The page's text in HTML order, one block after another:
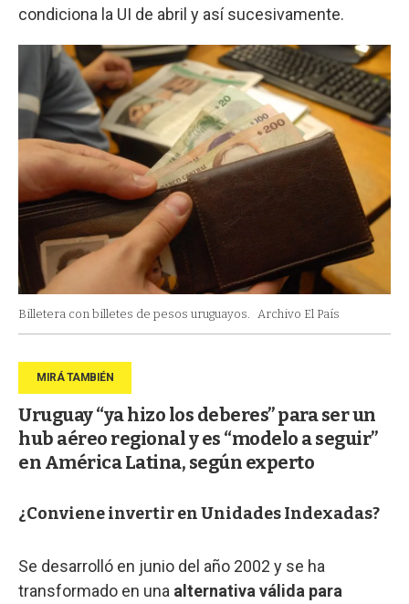
condiciona la UI de abril y así sucesivamente.
Billetera con billetes de pesos uruguayos. Archivo El País
Uruguay “ya hizo los deberes” para ser un
hub aéreo regional y es “modelo a seguir”
en América Latina, según experto
¿Conviene invertir en Unidades Indexadas?
Se desarrolló en junio del año 2002 y se ha
transformado en una alternativa válida para